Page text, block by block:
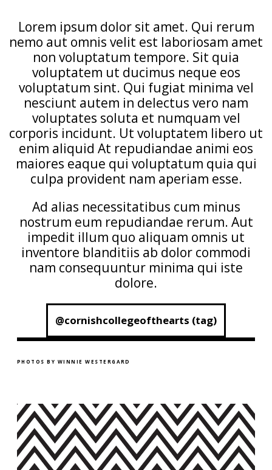
Lorem ipsum dolor sit amet. Qui rerum
nemo aut omnis velit est laboriosam amet
non voluptatum tempore. Sit quia
voluptatem ut ducimus neque eos
voluptatum sint. Qui fugiat minima vel
nesciunt autem in delectus vero nam
voluptates soluta et numquam vel
corporis incidunt. Ut voluptatem libero ut
enim aliquid At repudiandae animi eos
maiores eaque qui voluptatum quia qui
culpa provident nam aperiam esse.
Ad alias necessitatibus cum minus
nostrum eum repudiandae rerum. Aut
impedit illum quo aliquam omnis ut
inventore blanditiis ab dolor commodi
nam consequuntur minima qui iste
dolore.
@cornishcollegeofthearts (tag)
PHOTOS BY WINNIE WESTERGARD